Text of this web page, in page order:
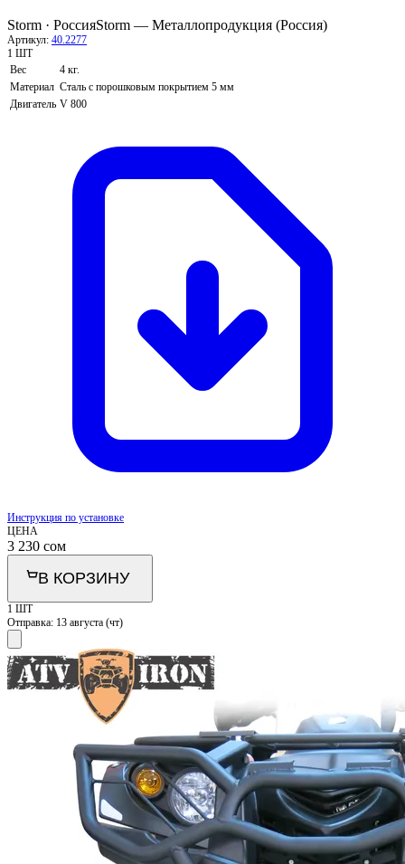
Storm · РоссияStorm — Металлопродукция (Россия)
Артикул: 40.2277
1 ШТ
Вес
4 кг.
Материал Сталь с порошковым покрытием 5 мм
Двигатель V 800
Инструкция по установке
ЦЕНА
3 230 сом
В КОРЗИНУ
1 ШТ
Отправка: 13 августа (чт)